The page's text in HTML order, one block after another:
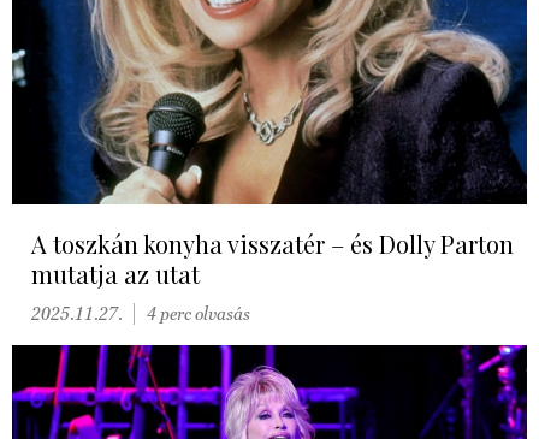
A toszkán konyha visszatér – és Dolly Parton
mutatja az utat
2025.11.27. 4 perc olvasás